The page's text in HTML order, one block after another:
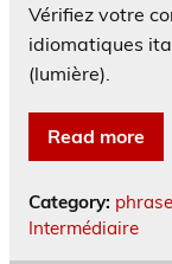
Vérifiez votre
idiomatiques
(lumière).
Read more
Category:
Intermédiaire